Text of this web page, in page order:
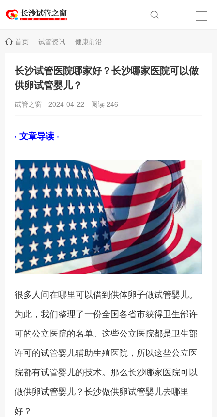
首页 试管资讯 健康前沿
长沙试管医院哪家好？长沙哪家医院可以做
供卵试管婴儿？
试管之窗 2024-04-22 阅读 246
· 文章导读 ·
很多人问在哪里可以借到供体卵子做试管婴儿。
为此，我们整理了一份全国各省市获得卫生部许
可的公立医院的名单。这些公立医院都是卫生部
许可的试管婴儿辅助生殖医院，所以这些公立医
院都有试管婴儿的技术。那么长沙哪家医院可以
做供卵试管婴儿？长沙做供卵试管婴儿去哪里
好？